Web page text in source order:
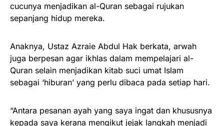
cucunya menjadikan al-Quran sebagai rujukan
sepanjang hidup mereka.
Anaknya, Ustaz Azraie Abdul Hak berkata, arwah
juga berpesan agar ikhlas dalam mempelajari al-
Quran selain menjadikan kitab suci umat Islam
sebagai ‘hiburan’ yang perlu dibaca pada setiap hari.
“Antara pesanan ayah yang saya ingat dan khususnya
kepada saya kerana mengikut jejak langkah menjadi